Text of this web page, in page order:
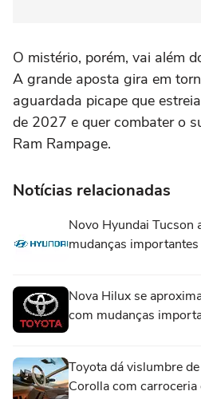
O mistério, porém, vai além
A grande aposta gira em
aguardada picape que
de 2027 e quer combater o
Ram Rampage.
Notícias relacionadas
Novo Hyundai Tucson
mudanças importantes
Nova Hilux se
com mudanças
Toyota dá vislumbre
Corolla com carroceria